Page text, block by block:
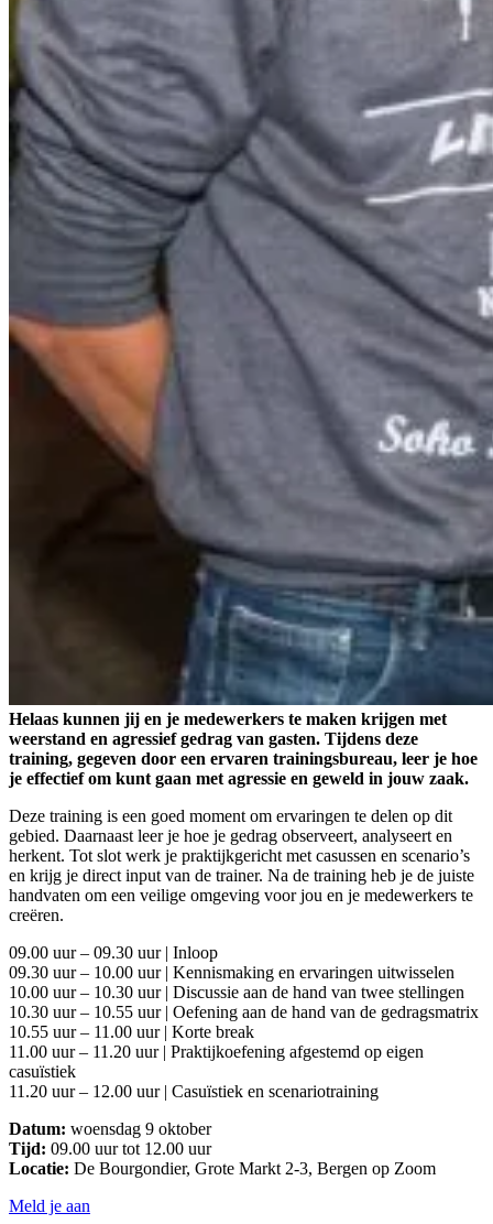
Helaas kunnen jij en je medewerkers te maken krijgen met
weerstand en agressief gedrag van gasten. Tijdens deze
training, gegeven door een ervaren trainingsbureau, leer je hoe
je effectief om kunt gaan met agressie en geweld in jouw zaak.
Deze training is een goed moment om ervaringen te delen op dit
gebied. Daarnaast leer je hoe je gedrag observeert, analyseert en
herkent. Tot slot werk je praktijkgericht met casussen en scenario’s
en krijg je direct input van de trainer. Na de training heb je de juiste
handvaten om een veilige omgeving voor jou en je medewerkers te
creëren.
09.00 uur – 09.30 uur | Inloop
09.30 uur – 10.00 uur | Kennismaking en ervaringen uitwisselen
10.00 uur – 10.30 uur | Discussie aan de hand van twee stellingen
10.30 uur – 10.55 uur | Oefening aan de hand van de gedragsmatrix
10.55 uur – 11.00 uur | Korte break
11.00 uur – 11.20 uur | Praktijkoefening afgestemd op eigen
casuïstiek
11.20 uur – 12.00 uur | Casuïstiek en scenariotraining
Datum: woensdag 9 oktober
Tijd: 09.00 uur tot 12.00 uur
Locatie: De Bourgondier, Grote Markt 2-3, Bergen op Zoom
Meld je aan